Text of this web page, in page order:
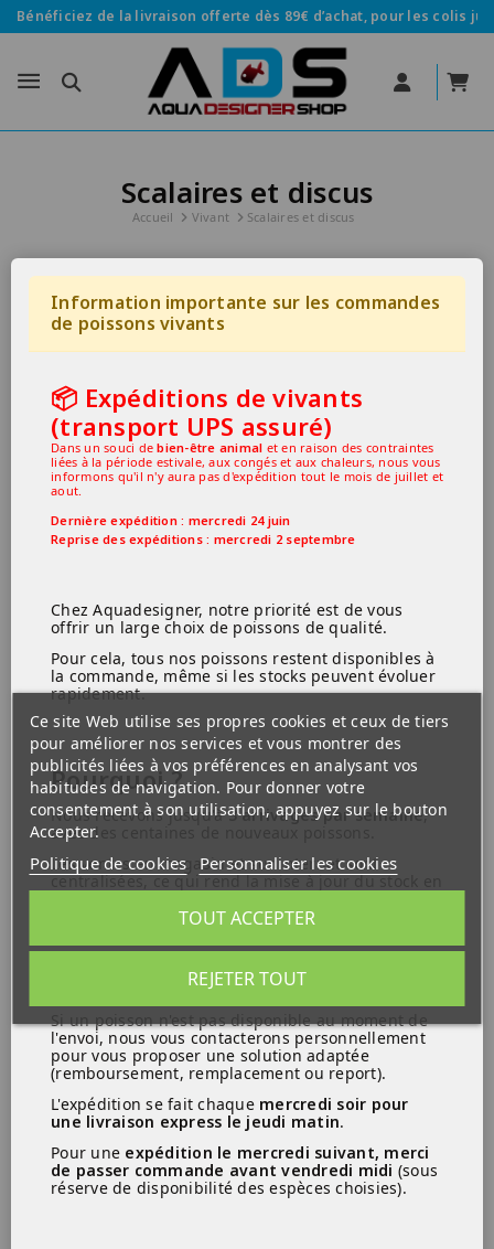
Bénéficiez de la livraison offerte dès 89€ d’achat, pour les colis
Scalaires et discus
Accueil Vivant Scalaires et discus
9,99 € 6,99 €
En Stock
Information importante sur les commandes
de poissons vivants
📦 Expéditions de vivants
(transport UPS assuré)
Dans un souci debien-être animal et en raison des contraintes
liées à la période estivale, aux congés et aux chaleurs, nous vous
informons qu'il n'y aura pas d'expédition tout le mois de juillet et
aout.
Dernière expédition : mercredi 24 juin
Reprise des expéditions : mercredi 2 septembre
Chez Aquadesigner, notre priorité est de vous
offrir un large choix de poissons de qualité.
Pour cela, tous nos poissons restent disponibles à
la commande, même si les stocks peuvent évoluer
rapidement.
Pourquoi ?
Nous recevons jusqu'à3 arrivages par semaine,
avec des centaines de nouveaux poissons.
Les ventes en magasin et sur internet sont
centralisées, ce qui rend la mise à jour du stock en
Ce que vous devez savoir :
Si un poisson n'est pas disponible au moment de
l'envoi, nous vous contacterons personnellement
pour vous proposer une solution adaptée
(remboursement, remplacement ou report).
L'expédition se fait chaque mercredi soir pour
une livraison express le jeudi matin.
Pour une expédition le mercredi suivant, merci
de passer commande avant vendredi midi (sous
réserve de disponibilité des espèces choisies).
Ce site Web utilise ses propres cookies et ceux de tiers
pour améliorer nos services et vous montrer des
publicités liées à vos préférences en analysant vos
habitudes de navigation. Pour donner votre
consentement à son utilisation, appuyez sur le bouton
Accepter.
Politique de cookies Personnaliser les cookies
REJETER TOUT
TOUT ACCEPTER